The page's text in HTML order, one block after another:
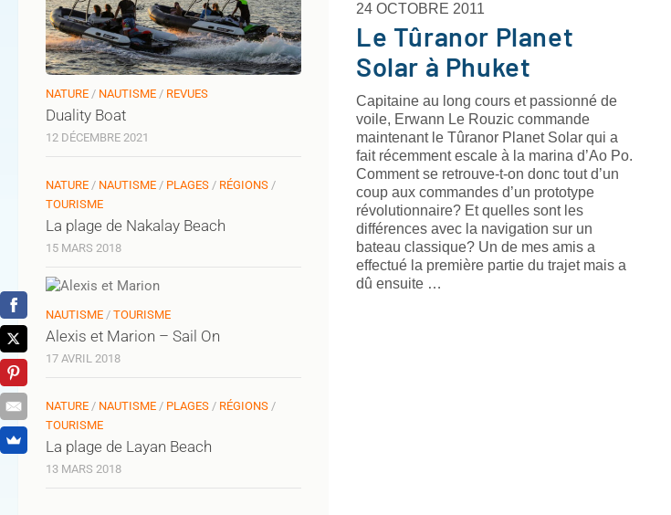
24 OCTOBRE 2011
Le Tûranor Planet
Solar à Phuket
Capitaine au long cours et passionné de
voile, Erwann Le Rouzic commande
maintenant le Tûranor Planet Solar qui a
fait récemment escale à la marina d’Ao Po.
Comment se retrouve-t-on donc tout d’un
coup aux commandes d’un prototype
révolutionnaire? Et quelles sont les
différences avec la navigation sur un
bateau classique? Un de mes amis a
effectué la première partie du trajet mais a
dû ensuite …
NATURE / NAUTISME / REVUES
Duality Boat
12 DÉCEMBRE 2021
NATURE / NAUTISME / PLAGES / RÉGIONS /
TOURISME
La plage de Nakalay Beach
15 MARS 2018
NAUTISME / TOURISME
Alexis et Marion – Sail On
17 AVRIL 2018
NATURE / NAUTISME / PLAGES / RÉGIONS /
TOURISME
La plage de Layan Beach
13 MARS 2018